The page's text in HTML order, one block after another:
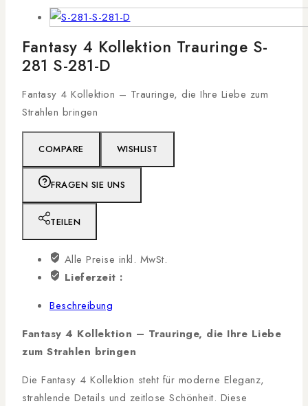
Fantasy 4 Kollektion Trauringe S-
281 S-281-D
Fantasy 4 Kollektion – Trauringe, die Ihre Liebe zum
Strahlen bringen
COMPARE WISHLIST
FRAGEN SIE UNS
TEILEN
Alle Preise inkl. MwSt.
Lieferzeit :
Beschreibung
Fantasy 4 Kollektion – Trauringe, die Ihre Liebe
zum Strahlen bringen
Die Fantasy 4 Kollektion steht für moderne Eleganz,
strahlende Details und zeitlose Schönheit. Diese